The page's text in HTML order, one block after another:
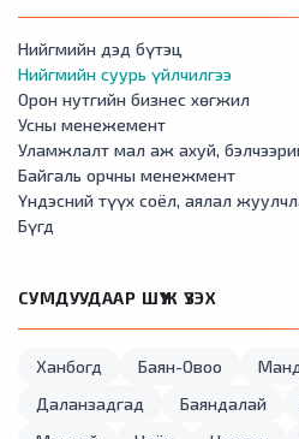
Нийгмийн дэд бүтэц
Нийгмийн суурь үйлчилгээ
Орон нутгийн бизнес хөгжил
Усны менежемент
Уламжлалт мал аж ахуй,
Байгаль орчны менежмент
Үндэсний түүх соёл, аялал
Бүгд
СУМДУУДААР ШҮҮЖ ҮЗЭХ
Ханбогд Баян-Овоо
Даланзадгад
Баяндалай